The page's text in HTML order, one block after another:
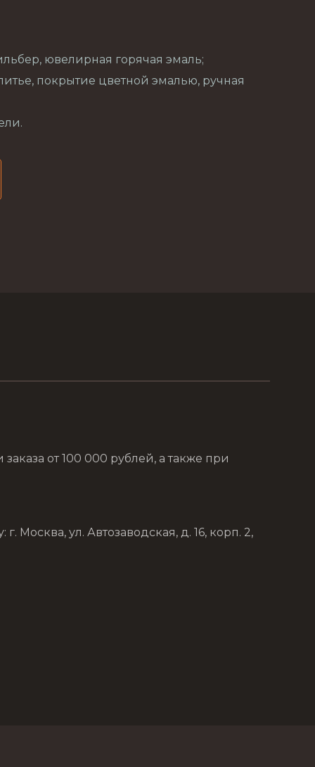
ювелирная горячая эмаль;
покрытие цветной эмалью, ручная
от 100 000 рублей, а также при
ул. Автозаводская, д. 16, корп. 2,